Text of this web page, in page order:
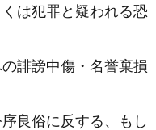
は犯罪と疑われる恐
誹謗中傷・名誉棄損
良俗に反する、もし